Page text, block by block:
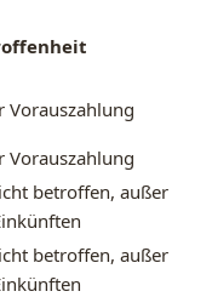
Vorauszahlung
Vorauszahlung
betroffen, außer
betroffen, außer